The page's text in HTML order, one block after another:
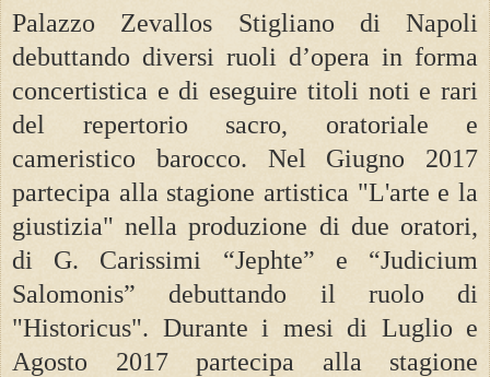
Palazzo Zevallos Stigliano di Napoli
debuttando diversi ruoli d’opera in forma
concertistica e di eseguire titoli noti e rari
del repertorio sacro, oratoriale e
cameristico barocco. Nel Giugno 2017
partecipa alla stagione artistica "L'arte e la
giustizia" nella produzione di due oratori,
di G. Carissimi “Jephte” e “Judicium
Salomonis” debuttando il ruolo di
"Historicus". Durante i mesi di Luglio e
Agosto 2017 partecipa alla stagione